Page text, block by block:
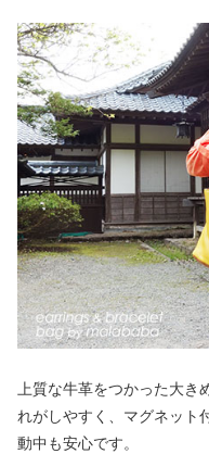
上質な牛革をつかった大き
れがしやすく、マグネット
動中も安心です。